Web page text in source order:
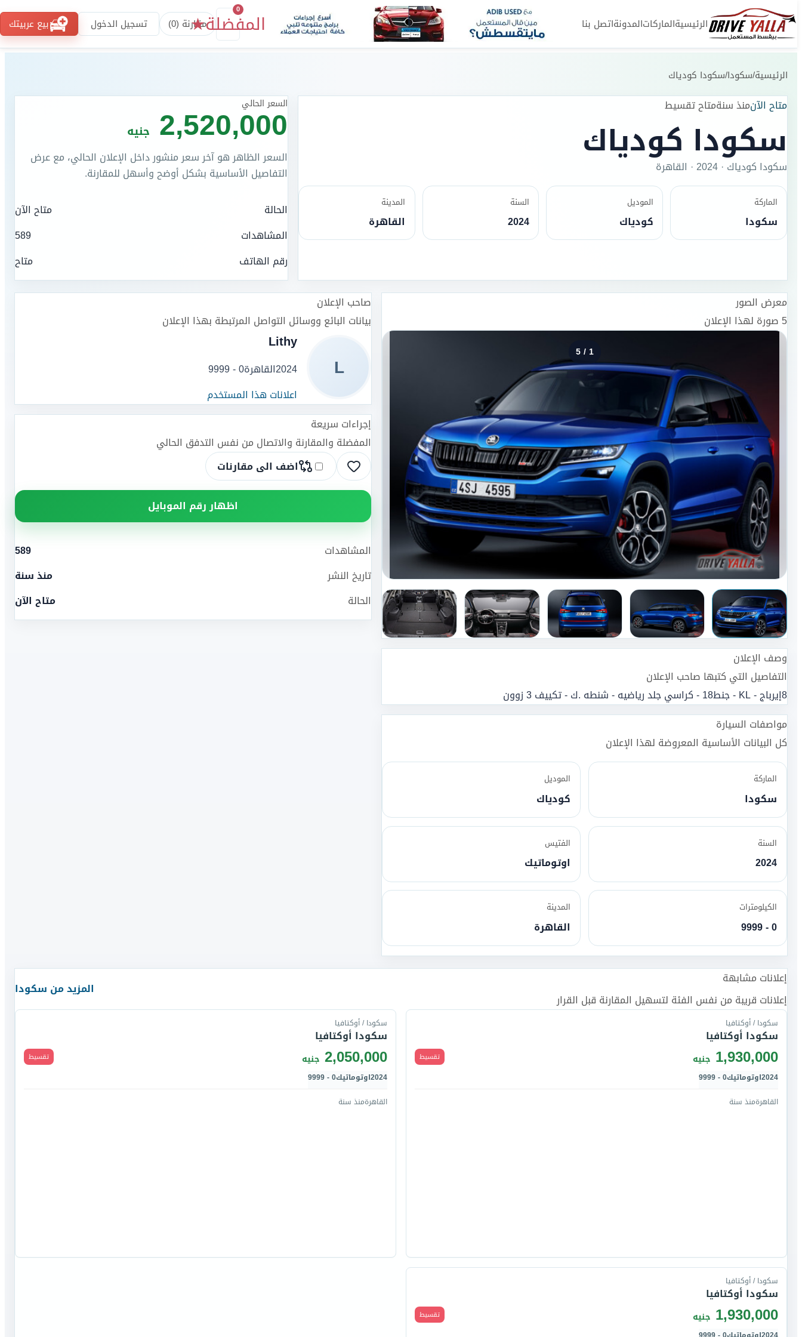
الرئيسيةالماركاتالمدونةاتصل بنا المفضلة
0
★
مقارنة (0
) تسجيل الدخول بيع عربيتك
الرئيسية/سكودا/سكودا كودياك
متاح الآنمنذ سنةمتاح تقسيط
سكودا كودياك
سكودا كودياك ·
2024
· القاهرة
الماركة
سكودا
الموديل
كودياك
السنة
2024
المدينة
القاهرة
السعر الحالي
2,520,000 جنيه
السعر الظاهر هو آخر سعر منشور داخل الإعلان الحالي، مع عرض
التفاصيل الأساسية بشكل أوضح وأسهل للمقارنة.
الحالة
متاح الآن
المشاهدات
589
رقم الهاتف
متاح
معرض الصور
5 صورة لهذا الإعلان
1
/
5
وصف الإعلان
التفاصيل التي كتبها صاحب الإعلان
8إيرباج - KL - جنط18 - كراسي جلد رياضيه - شنطه .ك - تكييف 3 زوون
مواصفات السيارة
كل البيانات الأساسية المعروضة لهذا الإعلان
الماركة
سكودا
الموديل
كودياك
السنة
2024
الفتيس
اوتوماتيك
الكيلومترات
0 - 9999
المدينة
القاهرة
صاحب الإعلان
بيانات البائع ووسائل التواصل المرتبطة بهذا الإعلان
L
Lithy
2024القاهرة0 - 9999
اعلانات هذا المستخدم
إجراءات سريعة
المفضلة والمقارنة والاتصال من نفس التدفق الحالي
اضف الى مقارنات
اظهار رقم الموبايل
المشاهدات
589
تاريخ النشر
منذ سنة
الحالة
متاح الآن
إعلانات مشابهة
إعلانات قريبة من نفس الفئة لتسهيل المقارنة قبل القرار
المزيد من سكودا
سكودا / أوكتافيا
سكودا أوكتافيا
1,930,000 جنيه تقسيط
2024اوتوماتيك0 - 9999
القاهرةمنذ سنة
قارن
سكودا / أوكتافيا
سكودا أوكتافيا
2,050,000 جنيه تقسيط
2024اوتوماتيك0 - 9999
القاهرةمنذ سنة
سكودا / أوكتافيا
سكودا أوكتافيا
1,930,000 جنيه تقسيط